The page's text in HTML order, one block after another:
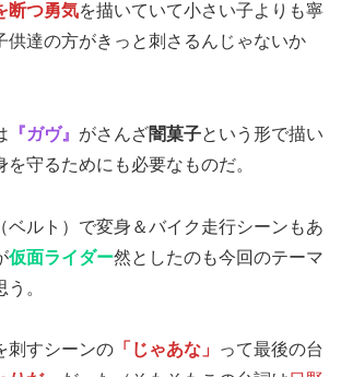
断つ勇気を描いていて小さい子よりも寧
供達の方がきっと刺さるんじゃないか
『ガヴ』 がさんざ闇菓子という形で描い
を守るためにも必要なものだ。
（ベルト）で変身＆バイク走行シーンもあ
仮面ライダー然としたのも今回のテーマ
。
刺すシーンの 「じゃあな」
って最後の台